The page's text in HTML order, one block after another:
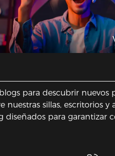
para descubrir nuevos
sillas, escritorios y
diseñados para garantizar